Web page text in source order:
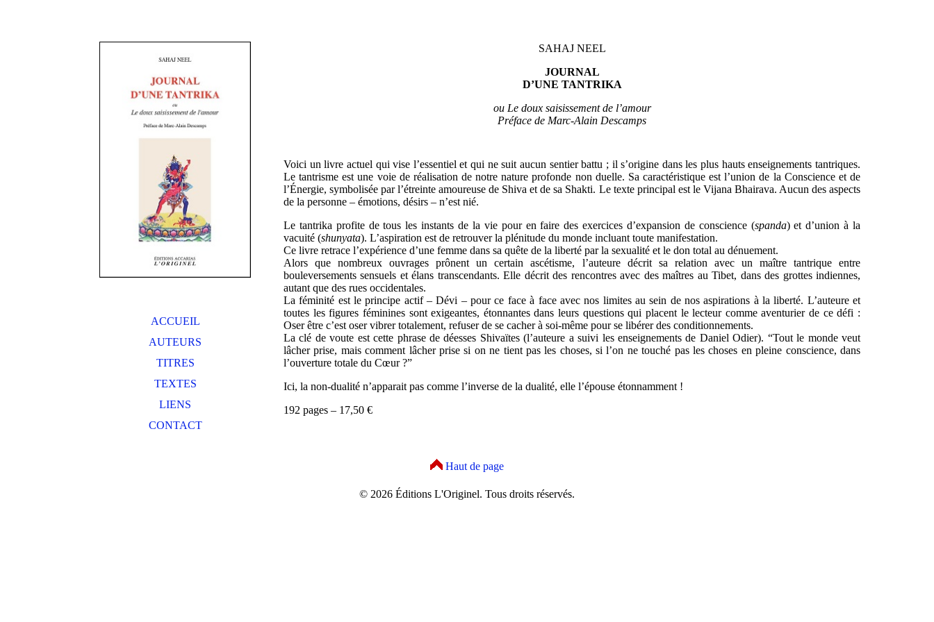
ACCUEIL
AUTEURS
TITRES
TEXTES
LIENS
CONTACT
SAHAJ NEEL
JOURNAL
D’UNE TANTRIKA
ou Le doux saisissement de l’amour
Préface de Marc-Alain Descamps
Voici un livre actuel qui vise l’essentiel et qui ne suit aucun sentier battu ; il s’origine dans les plus hauts enseignements tantriques.
Le tantrisme est une voie de réalisation de notre nature profonde non duelle. Sa caractéristique est l’union de la Conscience et de
l’Énergie, symbolisée par l’étreinte amoureuse de Shiva et de sa Shakti. Le texte principal est le Vijana Bhairava. Aucun des aspects
de la personne – émotions, désirs – n’est nié.
Le tantrika profite de tous les instants de la vie pour en faire des exercices d’expansion de conscience (spanda) et d’union à la
vacuité (shunyata). L’aspiration est de retrouver la plénitude du monde incluant toute manifestation.
Ce livre retrace l’expérience d’une femme dans sa quête de la liberté par la sexualité et le don total au dénuement.
Alors que nombreux ouvrages prônent un certain ascétisme, l’auteure décrit sa relation avec un maître tantrique entre
bouleversements sensuels et élans transcendants. Elle décrit des rencontres avec des maîtres au Tibet, dans des grottes indiennes,
autant que des rues occidentales.
La féminité est le principe actif – Dévi – pour ce face à face avec nos limites au sein de nos aspirations à la liberté. L’auteure et
toutes les figures féminines sont exigeantes, étonnantes dans leurs questions qui placent le lecteur comme aventurier de ce défi :
Oser être c’est oser vibrer totalement, refuser de se cacher à soi-même pour se libérer des conditionnements.
La clé de voute est cette phrase de déesses Shivaïtes (l’auteure a suivi les enseignements de Daniel Odier). “Tout le monde veut
lâcher prise, mais comment lâcher prise si on ne tient pas les choses, si l’on ne touché pas les choses en pleine conscience, dans
l’ouverture totale du Cœur ?”
Ici, la non-dualité n’apparait pas comme l’inverse de la dualité, elle l’épouse étonnamment !
192 pages – 17,50 €
Haut de page
© 2026 Éditions L'Originel. Tous droits réservés.